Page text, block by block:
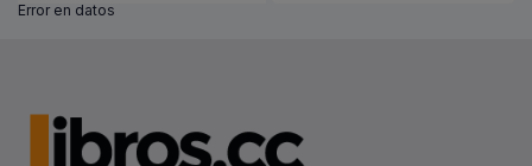
Error en datos